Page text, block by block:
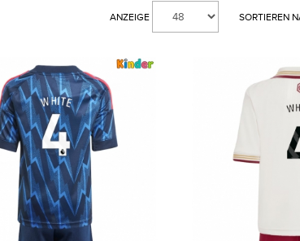
SORTIEREN
ANZEIGE